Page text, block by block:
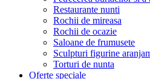
Restaurante nunti
Rochii de mireasa
Rochii de ocazie
Saloane de frumusete
Sculpturi figurine
Torturi de nunta
Oferte speciale